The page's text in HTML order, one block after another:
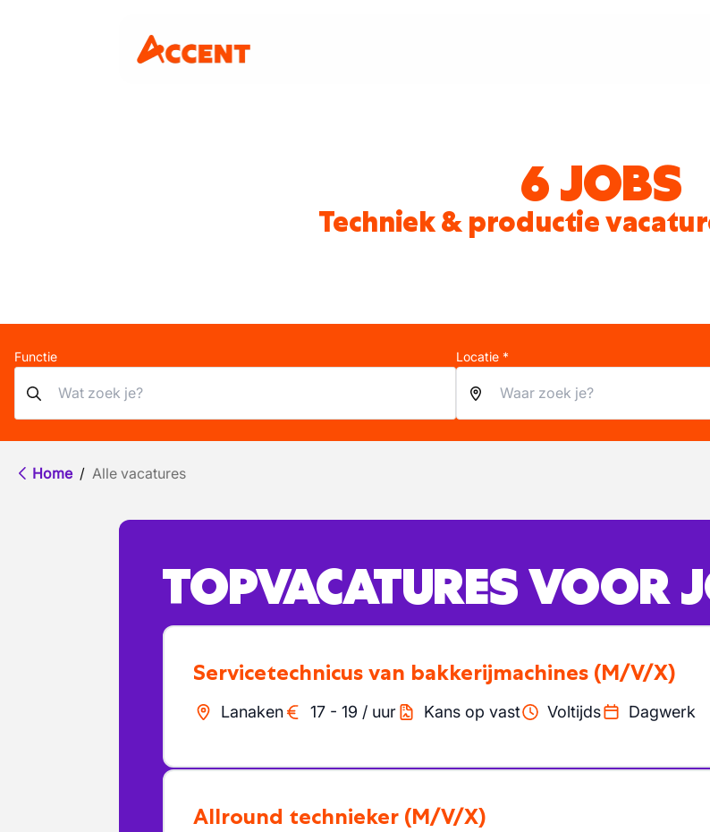
6 JOBS
Techniek & productie
Functie Locatie *
Home / Alle vacatures
TOPVACATURES VOOR
Servicetechnicus van bakkerijmachines (M/V/X)
Lanaken 17 - 19 / uur Kans op vast Voltijds Dagwerk
Allround technieker (M/V/X)